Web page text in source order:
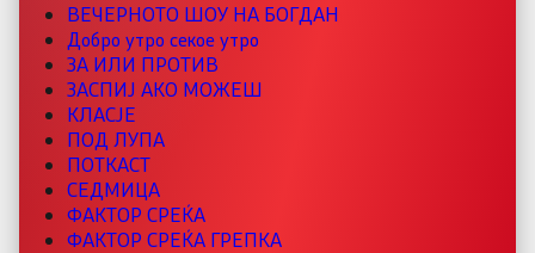
ВЕЧЕРНОТО ШОУ НА БОГДАН
Добро утро секое утро
ЗА ИЛИ ПРОТИВ
ЗАСПИЈ АКО МОЖЕШ
КЛАСЈЕ
ПОД ЛУПА
ПОТКАСТ
СЕДМИЦА
ФАКТОР СРЕЌА
ФАКТОР СРЕЌА ГРЕПКА